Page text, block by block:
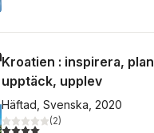
Kroatien : inspirera,
upptäck, upplev
Häftad, Svenska, 2020
4,0utav 5 stjärnor. Totalt
(2)